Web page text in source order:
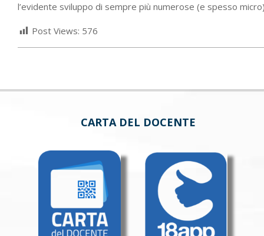
l’evidente sviluppo di sempre più numerose (e spesso
Post Views: 576
CARTA DEL DOCENTE